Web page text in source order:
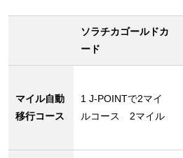
ソラチカゴールドカ
ード
マイル自動
移行コース
1 J-POINTで2マイ
ルコース 2マイル